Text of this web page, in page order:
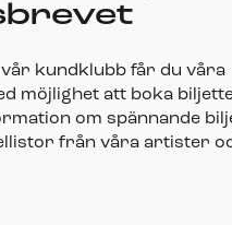
vår kundklubb får du våra
möjlighet att boka
om spännande
från våra artister